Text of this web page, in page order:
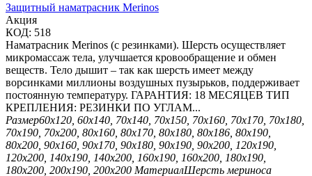
Защитный наматрасник Merinos
Aкция
КОД: 518
Наматрасник Merinos (с резинками). Шерсть осуществляет
микромассаж тела, улучшается кровообращение и обмен
веществ. Тело дышит – так как шерсть имеет между
ворсинками миллионы воздушных пузырьков, поддерживает
постоянную температуру. ГАРАНТИЯ: 18 МЕСЯЦЕВ ТИП
КРЕПЛЕНИЯ: РЕЗИНКИ ПО УГЛАМ...
Размер60х120, 60х140, 70х140, 70х150, 70х160, 70х170, 70х180,
70х190, 70х200, 80х160, 80х170, 80х180, 80х186, 80х190,
80х200, 90х160, 90х170, 90х180, 90х190, 90х200, 120х190,
120х200, 140х190, 140х200, 160х190, 160х200, 180х190,
180х200, 200х190, 200х200 МатериалШерсть мериноса